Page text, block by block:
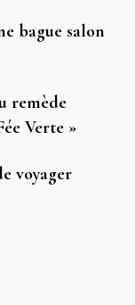
bague salon
remède
Verte »
voyager